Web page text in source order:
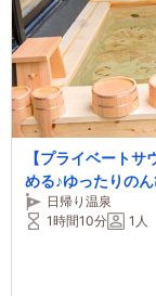
【プライベート
める♪ゆったりの
同じ！《事前決済
日帰り温泉
1時間10分
1人